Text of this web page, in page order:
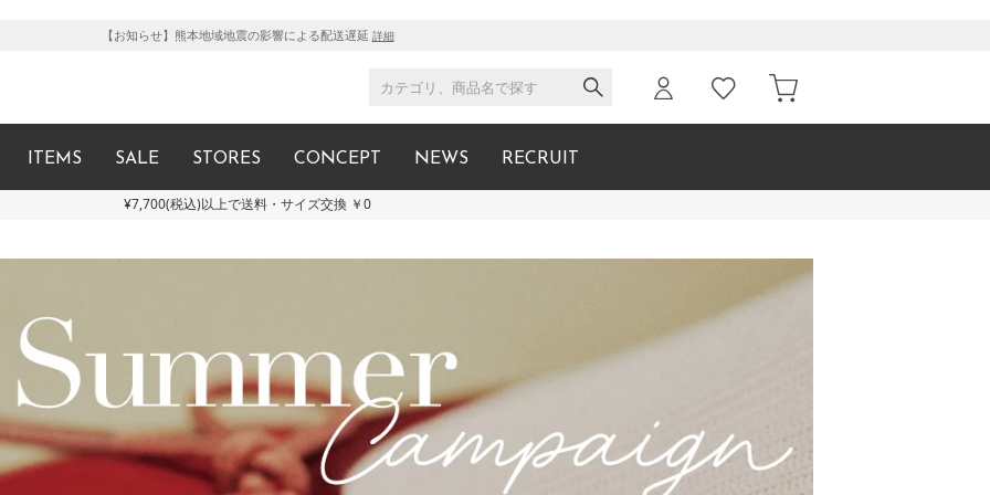
【お知らせ】熊本地域地震の影響による配送遅延 詳細
ITEMS SALE STORES CONCEPT NEWS RECRUIT
¥7,700(税込)以上で送料・サイズ交換 ￥0